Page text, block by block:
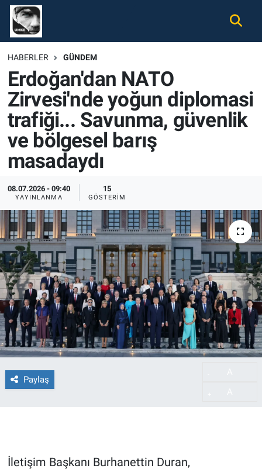
HABERLER GÜNDEM
Erdoğan'dan NATO
Zirvesi'nde yoğun diplomasi
trafiği... Savunma, güvenlik
ve bölgesel barış
masadaydı
08.07.2026 - 09:40
YAYINLANMA
15
GÖSTERIM
Paylaş
İletişim Başkanı Burhanettin Duran,
Gündem
Ekonomi
Spor
Magazin
Tüm Haberler
İletişim
Künye
Nöbetçi Eczaneler
Hava Durumu
Namaz Vakitleri
Trafik Durumu
Süper Lig Puan Durumu ve Fikstür
Tüm Manşetler
Son Dakika Haberleri
Haber Arşivi